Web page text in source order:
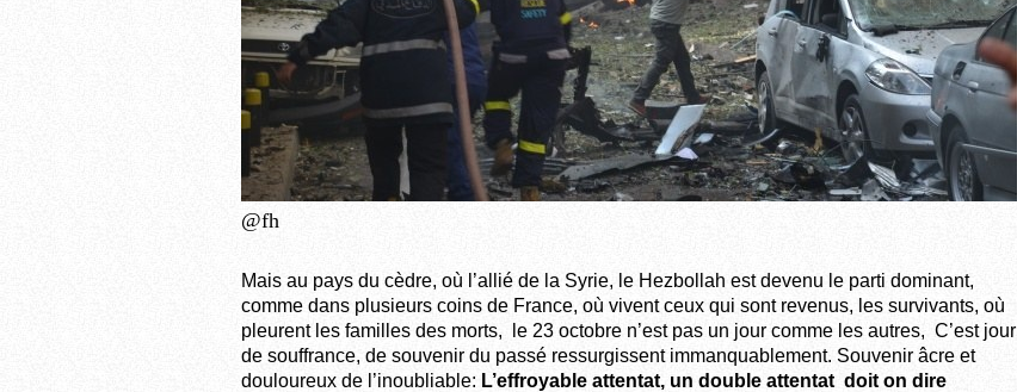
@fh
Mais au pays du cèdre, où l’allié de la Syrie, le Hezbollah est devenu le parti dominant,
comme dans plusieurs coins de France, où vivent ceux qui sont revenus, les survivants, où
pleurent les familles des morts, le 23 octobre n’est pas un jour comme les autres, C’est jour
de souffrance, de souvenir du passé ressurgissent immanquablement. Souvenir âcre et
douloureux de l’inoubliable: L’effroyable attentat, un double attentat doit on dire